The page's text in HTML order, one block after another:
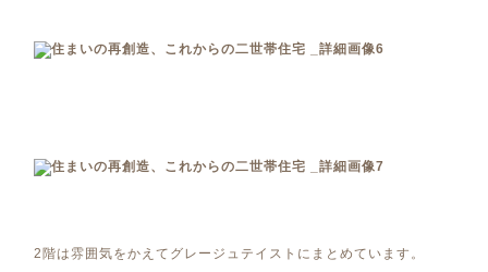
2階は雰囲気をかえてグレージュテイストにまとめています。